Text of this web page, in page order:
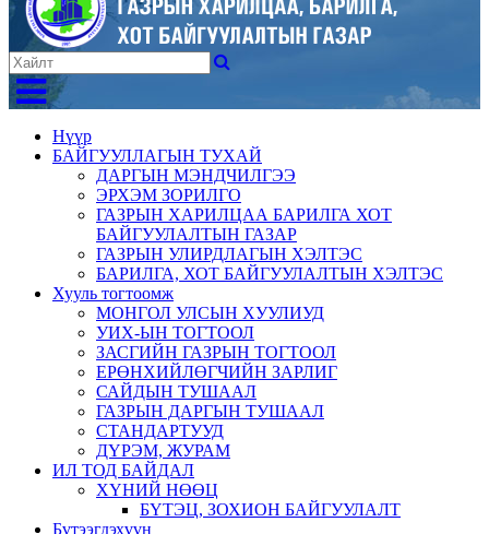
Нүүр
БАЙГУУЛЛАГЫН ТУХАЙ
ДАРГЫН МЭНДЧИЛГЭЭ
ЭРХЭМ ЗОРИЛГО
ГАЗРЫН ХАРИЛЦАА БАРИЛГА ХОТ
БАЙГУУЛАЛТЫН ГАЗАР
ГАЗРЫН УЛИРДЛАГЫН ХЭЛТЭС
БАРИЛГА, ХОТ БАЙГУУЛАЛТЫН ХЭЛТЭС
Хууль тогтоомж
МОНГОЛ УЛСЫН ХУУЛИУД
УИХ-ЫН ТОГТООЛ
ЗАСГИЙН ГАЗРЫН ТОГТООЛ
ЕРӨНХИЙЛӨГЧИЙН ЗАРЛИГ
САЙДЫН ТУШААЛ
ГАЗРЫН ДАРГЫН ТУШААЛ
СТАНДАРТУУД
ДҮРЭМ, ЖУРАМ
ИЛ ТОД БАЙДАЛ
ХҮНИЙ НӨӨЦ
БҮТЭЦ, ЗОХИОН БАЙГУУЛАЛТ
Бүтээгдэхүүн